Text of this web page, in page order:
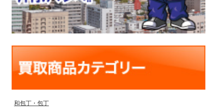
和包丁・包丁